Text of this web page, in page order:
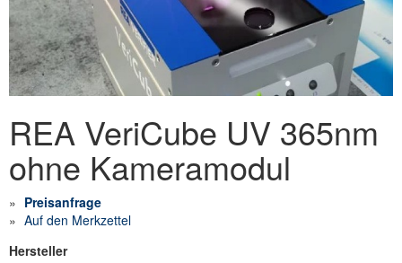
REA VeriCube UV 365nm
ohne Kameramodul
Preisanfrage
Auf den Merkzettel
Hersteller